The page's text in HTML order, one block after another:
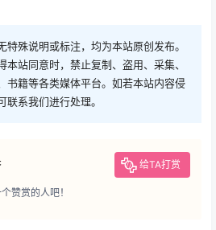
特殊说明或标注，均为本站原创发布。
站同意时，禁止复制、盗用、采集、
书籍等各类媒体平台。如若本站内容侵
系我们进行处理。
给TA打赏
赞赏的人吧！